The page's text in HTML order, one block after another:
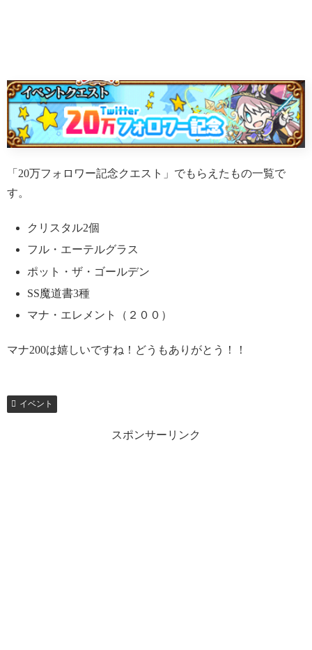
「20万フォロワー記念クエスト」でもらえたもの一覧で
す。
クリスタル2個
フル・エーテルグラス
ポット・ザ・ゴールデン
SS魔道書3種
マナ・エレメント（２００）
マナ200は嬉しいですね！どうもありがとう！！
イベント
スポンサーリンク